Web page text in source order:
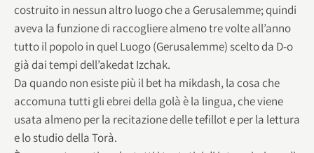
costruito in nessun altro luogo che a Gerusalemme; quindi
aveva la funzione di raccogliere almeno tre volte all’anno
tutto il popolo in quel Luogo (Gerusalemme) scelto da D-o
già dai tempi dell’akedat Izchak.
Da quando non esiste più il bet ha mikdash, la cosa che
accomuna tutti gli ebrei della golà è la lingua, che viene
usata almeno per la recitazione delle tefillot e per la lettura
e lo studio della Torà.